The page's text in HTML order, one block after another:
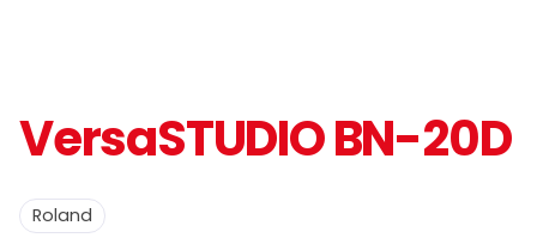
VersaSTUDIO BN-20D
Roland